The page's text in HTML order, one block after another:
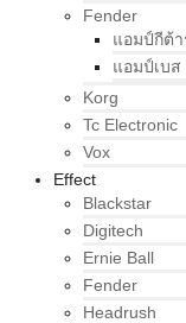
Fender
แอมป์กีต้า
แอมป์เบส
Korg
Tc Electronic
Vox
Effect
Blackstar
Digitech
Ernie Ball
Fender
Headrush